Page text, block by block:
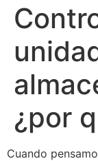
¿por
Cuando